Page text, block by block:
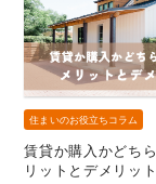
住まいのお役立ちコラム
賃貸か購入かどち
リットとデメリッ